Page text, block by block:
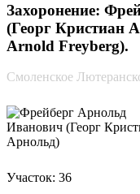
Захоронение:
(Георг Кристиан
Arnold Freyberg).
Смоленское
Участок: 36